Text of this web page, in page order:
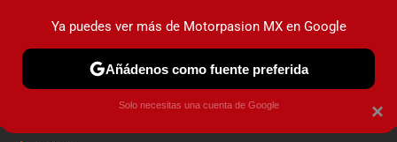
PRUEBAS INDUSTRIA HOY NO CIRCULA
×
Ya puedes ver más de Motorpasion MX en Google
Añádenos como fuente preferida
Solo necesitas una cuenta de Google